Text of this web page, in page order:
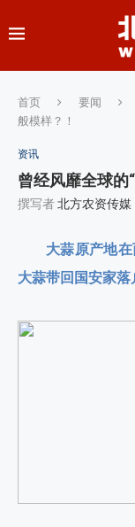
首页 要闻
般模样？！
资讯
曾经风靡全球的
撰写者北方农资传媒
大蒜原产地
大蒜带回国安家落